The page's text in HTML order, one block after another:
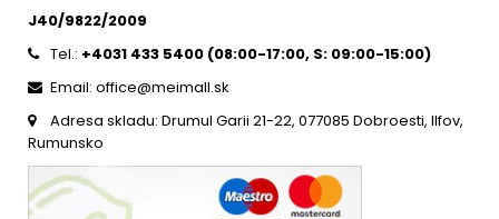
J40/9822/2009
Tel.: +4031 433 5400 (08:00-17:00, S: 09:00-15:00)
Email: office@meimall.sk
Adresa skladu: Drumul Garii 21-22, 077085 Dobroesti, Ilfov,
Rumunsko